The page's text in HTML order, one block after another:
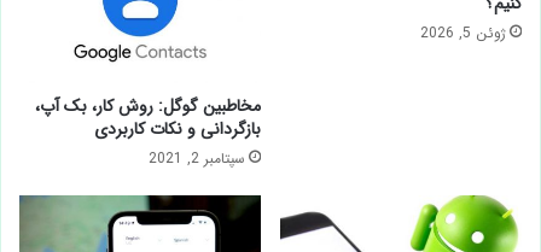
ژوئن 5, 2026
مخاطبین گوگل: روش کار، بک آپ،
بازگردانی و نکات کاربردی
سپتامبر 2, 2021